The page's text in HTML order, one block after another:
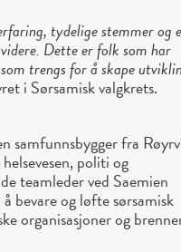
tydelige stemmer og
Dette er folk som har
trengs for å skape
i Sørsamisk valgkrets.
samfunnsbygger fra
politi og
teamleder ved Saemien
bevare og løfte sørsamisk
organisasjoner og